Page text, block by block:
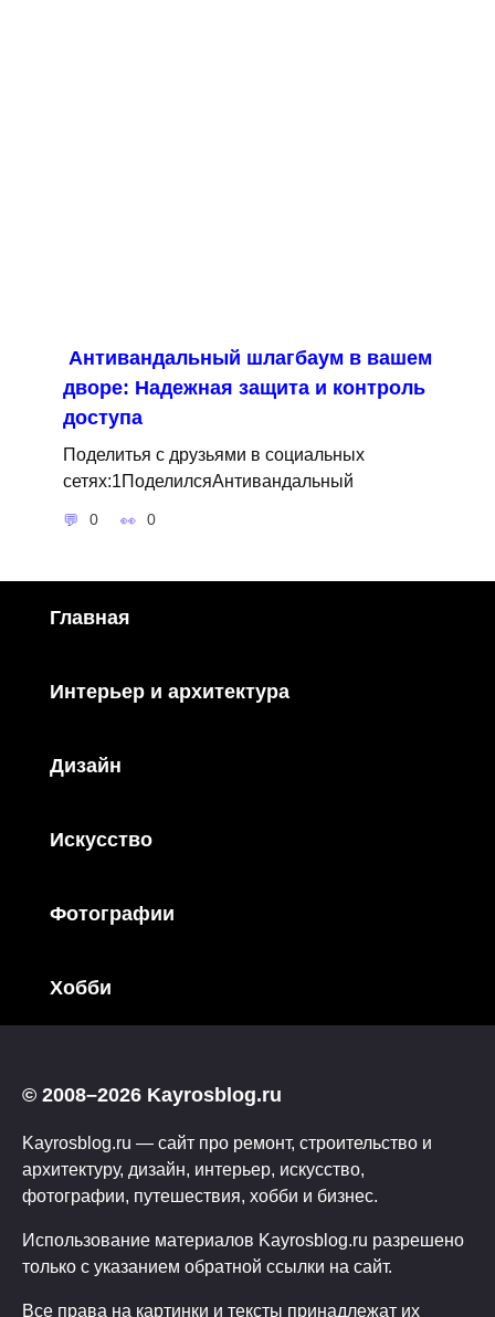
Антивандальный шлагбаум в вашем
дворе: Надежная защита и контроль
доступа
Поделитья с друзьями в социальных
сетях:1ПоделилсяАнтивандальный
0 0
Главная
Интерьер и архитектура
Дизайн
Искусство
Фотографии
Хобби
© 2008–2026 Kayrosblog.ru
Kayrosblog.ru — сайт про ремонт, строительство и
архитектуру, дизайн, интерьер, искусство,
фотографии, путешествия, хобби и бизнес.
Использование материалов Kayrosblog.ru разрешено
только с указанием обратной ссылки на сайт.
Все права на картинки и тексты принадлежат их